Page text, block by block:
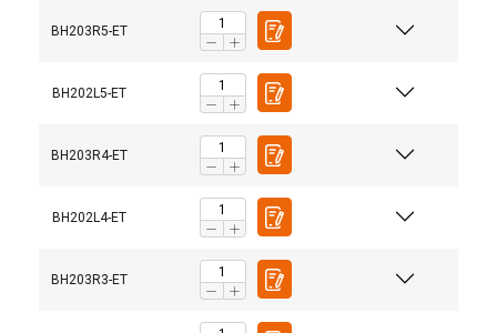
BH203R5-ET
BH202L5-ET
BH203R4-ET
BH202L4-ET
BH203R3-ET